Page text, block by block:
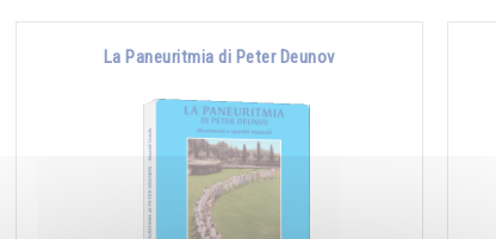
La Paneuritmia di Peter Deunov